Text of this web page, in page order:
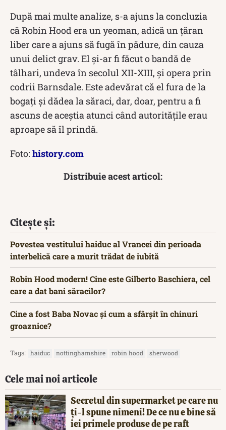
După mai multe analize, s-a ajuns la concluzia
că Robin Hood era un yeoman, adică un ţăran
liber care a ajuns să fugă în pădure, din cauza
unui delict grav. El și-ar fi făcut o bandă de
tâlhari, undeva în secolul XII-XIII, și opera prin
codrii Barnsdale. Este adevărat că el fura de la
bogați și dădea la săraci, dar, doar, pentru a fi
ascuns de aceștia atunci când autoritățile erau
aproape să îl prindă.
Foto: history.com
Distribuie acest articol:
Citește și:
Povestea vestitului haiduc al Vrancei din perioada
interbelică care a murit trădat de iubită
Robin Hood modern! Cine este Gilberto Baschiera, cel
care a dat bani săracilor?
Cine a fost Baba Novac și cum a sfârșit în chinuri
groaznice?
Tags: haiduc nottinghamshire robin hood sherwood
Cele mai noi articole
Secretul din supermarket pe care nu
ți-l spune nimeni! De ce nu e bine să
iei primele produse de pe raft